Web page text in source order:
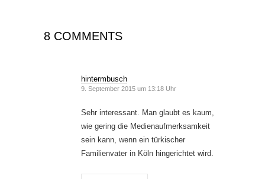
8 COMMENTS
hintermbusch
9. September 2015 um 13:18 Uhr
Sehr interessant. Man glaubt es kaum,
wie gering die Medienaufmerksamkeit
sein kann, wenn ein türkischer
Familienvater in Köln hingerichtet wird.